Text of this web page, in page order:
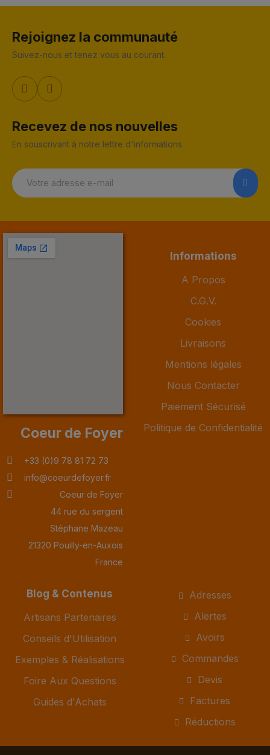
Rejoignez la communauté
Suivez-nous et tenez vous au courant.
Recevez de nos nouvelles
En souscrivant à notre lettre d'informations.
Coeur de Foyer
+33 (0)9 78 81 72 73
info@coeurdefoyer.fr
Coeur de Foyer
44 rue du sergent
Stéphane Mazeau
21320 Pouilly-en-Auxois
France
Informations
A Propos
C.G.V.
Cookies
Livraisons
Mentions légales
Nous Contacter
Paiement Sécurisé
Politique de Confidentialité
Blog & Contenus
Artisans Partenaires
Conseils d'Utilisation
Exemples & Réalisations
Foire Aux Questions
Guides d'Achats
Adresses
Alertes
Avoirs
Commandes
Devis
Factures
Réductions